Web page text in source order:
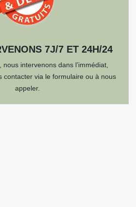
7J/7 ET 24H/24
nous intervenons dans l’immédiat,
contacter via le formulaire ou à nous
appeler.